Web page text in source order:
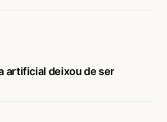
artificial deixou de ser